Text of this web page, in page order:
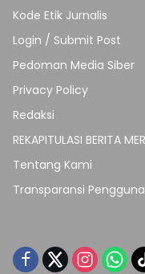
Kode Etik Jurnalis
Login / Submit Post
Pedoman Media Siber
Privacy Policy
Redaksi
REKAPITULASI BERITA
Tentang Kami
Transparansi